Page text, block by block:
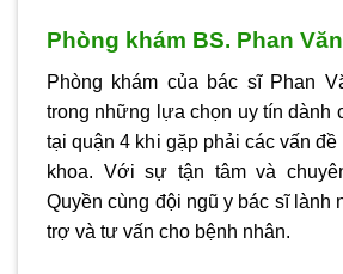
Phòng khám BS. Phan
Phòng khám của bác sĩ Phan
trong những lựa chọn uy tín dành
tại quận 4 khi gặp phải các vấn
khoa. Với sự tận tâm và
Quyền cùng đội ngũ y bác sĩ lành
trợ và tư vấn cho bệnh nhân.